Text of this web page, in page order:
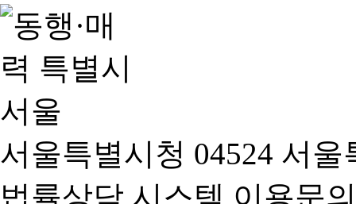
서울특별시청 04524 서
법률상담 시스템 이용문